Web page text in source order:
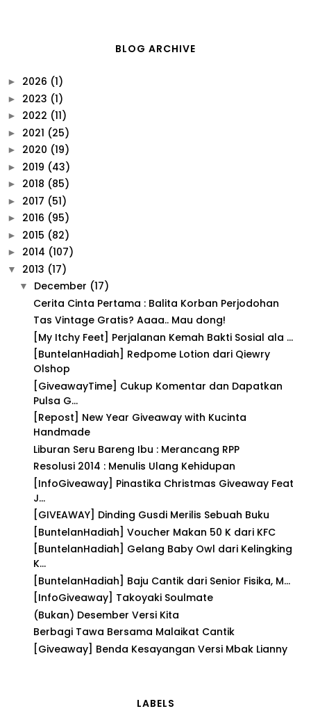
BLOG ARCHIVE
► 2026 (1)
► 2023 (1)
► 2022 (11)
► 2021 (25)
► 2020 (19)
► 2019 (43)
► 2018 (85)
► 2017 (51)
► 2016 (95)
► 2015 (82)
► 2014 (107)
▼ 2013 (17)
▼ December (17)
Cerita Cinta Pertama : Balita Korban Perjodohan
Tas Vintage Gratis? Aaaa.. Mau dong!
[My Itchy Feet] Perjalanan Kemah Bakti Sosial ala ...
[BuntelanHadiah] Redpome Lotion dari Qiewry
Olshop
[GiveawayTime] Cukup Komentar dan Dapatkan
Pulsa G...
[Repost] New Year Giveaway with Kucinta
Handmade
Liburan Seru Bareng Ibu : Merancang RPP
Resolusi 2014 : Menulis Ulang Kehidupan
[InfoGiveaway] Pinastika Christmas Giveaway Feat
J...
[GIVEAWAY] Dinding Gusdi Merilis Sebuah Buku
[BuntelanHadiah] Voucher Makan 50 K dari KFC
[BuntelanHadiah] Gelang Baby Owl dari Kelingking
K...
[BuntelanHadiah] Baju Cantik dari Senior Fisika, M...
[InfoGiveaway] Takoyaki Soulmate
(Bukan) Desember Versi Kita
Berbagi Tawa Bersama Malaikat Cantik
[Giveaway] Benda Kesayangan Versi Mbak Lianny
LABELS